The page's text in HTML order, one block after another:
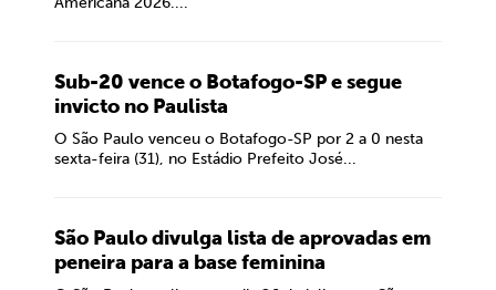
Sub-20 vence o Botafogo-SP e segue
invicto no Paulista
O São Paulo venceu o Botafogo-SP por 2 a 0 nesta
sexta-feira (31), no Estádio Prefeito José...
São Paulo divulga lista de aprovadas em
peneira para a base feminina